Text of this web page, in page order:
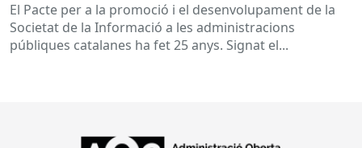
El Pacte per a la promoció i el desenvolupament de la
Societat de la Informació a les administracions
públiques catalanes ha fet 25 anys. Signat el...